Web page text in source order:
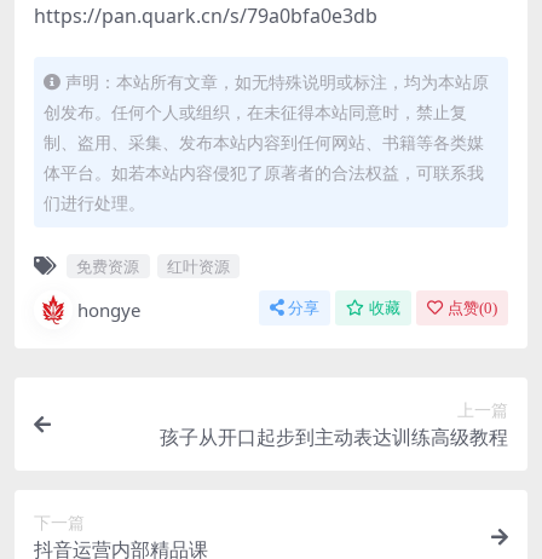
​https://pan.quark.cn/s/79a0bfa0e3db
声明：本站所有文章，如无特殊说明或标注，均为本站原
创发布。任何个人或组织，在未征得本站同意时，禁止复
制、盗用、采集、发布本站内容到任何网站、书籍等各类媒
体平台。如若本站内容侵犯了原著者的合法权益，可联系我
们进行处理。
免费资源 红叶资源
hongye 分享 收藏 点赞(0)
上一篇
孩子从开口起步到主动表达训练高级教程
下一篇
抖音运营内部精品课